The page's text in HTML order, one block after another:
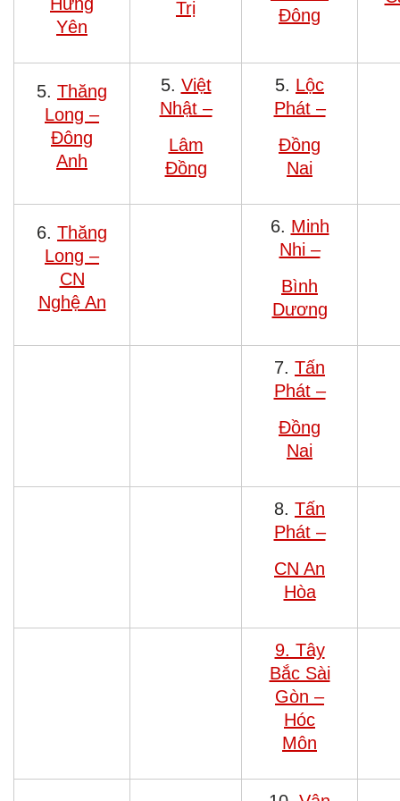
Yên
Trị
Đông
5. Thăng
Long –
Đông
Anh
5. Việt
Nhật –
Lâm
Đồng
5. Lộc
Phát –
Đồng
Nai
6. Thăng
Long –
CN
Nghệ An
6. Minh
Nhi –
Bình
Dương
7. Tấn
Phát –
Đồng
Nai
8. Tấn
Phát –
CN An
Hòa
9. Tây
Bắc Sài
Gòn –
Hóc
Môn